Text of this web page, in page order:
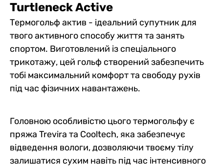
Чоловічі термоштани Active
New, чорний
5 1
1549 грн
Ціна для Club:1317 грн
Чоловічі спортивні боксери
Long w/fly Cooltech, чорний
0 0
959 грн
Ціна для Club:815 грн
Комплект чоловічої
активної термобілизни
лонгслів + штани "Active
New"
0 0
3078 грн
2863 грн
Ціна для Club:
Чоловічі термоштани
Passive New, чорний
5 5
1649 грн
Ціна для Club:1402 грн
Чоловічий термогольф
Active New, чорний
0 0
1579 грн
Ціна для Club:1342 грн
Чоловічий термолонгслів
Active New, чорний
5 4
1529 грн
Ціна для Club:1300 грн
Turtleneck Active
Термогольф актив - ідеальний супутник для
твого активного способу життя та занять
спортом. Виготовлений із спеціального
трикотажу, цей гольф створений забезпечить
тобі максимальний комфорт та свободу рухів
під час фізичних навантажень.
Головною особливістю цього термогольфу є
пряжа Trevira та Cooltech, яка забезпечує
відведення вологи, дозволяючи твоєму тілу
залишатися сухим навіть під час інтенсивного